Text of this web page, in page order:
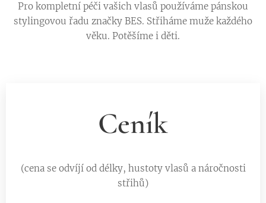
Pro kompletní péči vašich vlasů používáme pánskou
stylingovou řadu značky BES. Střiháme muže každého
věku. Potěšíme i děti.
Ceník
(cena se odvíjí od délky, hustoty vlasů a náročnosti
střihů)